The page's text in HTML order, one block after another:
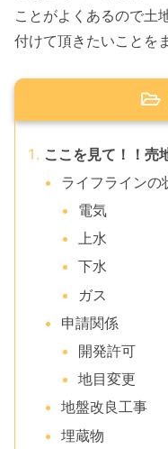
ことがよくあるので土
付けて頂きたいことを
ここを見て！！売
ライフラインの
電気
上水
下水
ガス
申請関係
開発許可
地目変更
地盤改良工事
埋蔵物